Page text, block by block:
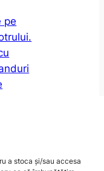
a stoca și/sau accesa
pe